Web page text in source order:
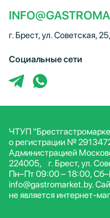
г. Брест, ул. Советская,
Социальные сети
ЧТУП
о регистрации №
Администрацией
224005, г. Брест, ул.
Пн–Пт 09:00 – 18:00,
info@gastromarket.by.
не является интернет-